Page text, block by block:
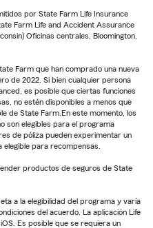
por State Farm Life Insurance
Farm Life and Accident Assurance
Oficinas centrales, Bloomington,
Farm que han comprado una nueva
de 2022. Si bien cualquier persona
es posible que ciertas funciones
no estén disponibles a menos que
de State Farm.En este momento, los
son elegibles para el programa
de póliza pueden experimentar un
para recompensas.
productos de seguros de State
a la elegibilidad del programa y varía
del acuerdo. La aplicación Life
Es posible que se requiera un